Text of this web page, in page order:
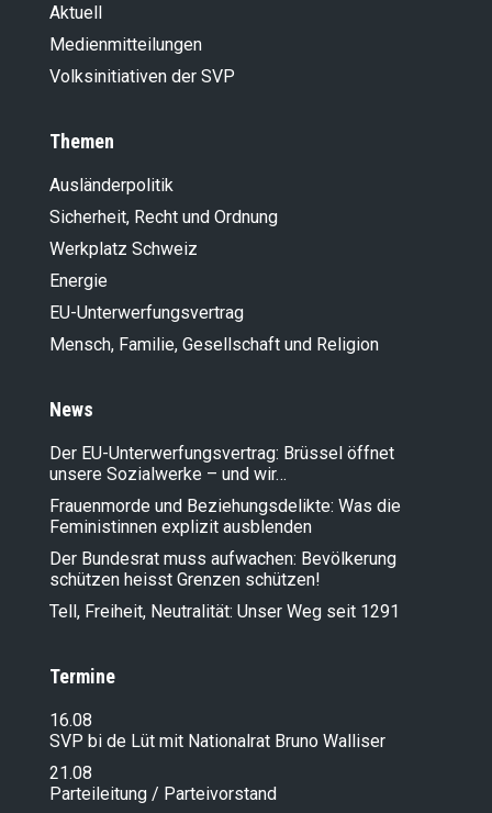
Aktuell
Medienmitteilungen
Volksinitiativen der SVP
Themen
Ausländer­politik
Sicherheit, Recht und Ordnung
Werkplatz Schweiz
Energie
EU-Unterwerfungsvertrag
Mensch, Familie, Gesellschaft und Religion
News
Der EU-Unterwerfungsvertrag: Brüssel öffnet
unsere Sozialwerke – und wir…
Frauenmorde und Beziehungsdelikte: Was die
Feministinnen explizit ausblenden
Der Bundesrat muss aufwachen: Bevölkerung
schützen heisst Grenzen schützen!
Tell, Freiheit, Neutralität: Unser Weg seit 1291
Termine
16.08
SVP bi de Lüt mit Nationalrat Bruno Walliser
21.08
Parteileitung / Parteivorstand